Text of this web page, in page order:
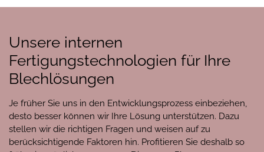
Unsere internen
Fertigungstechnologien für Ihre
Blechlösungen
Je früher Sie uns in den Entwicklungsprozess einbeziehen,
desto besser können wir Ihre Lösung unterstützen. Dazu
stellen wir die richtigen Fragen und weisen auf zu
berücksichtigende Faktoren hin. Profitieren Sie deshalb so